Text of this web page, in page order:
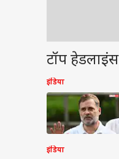
टॉप हेडलाइंस
इंडिया
इंडिया